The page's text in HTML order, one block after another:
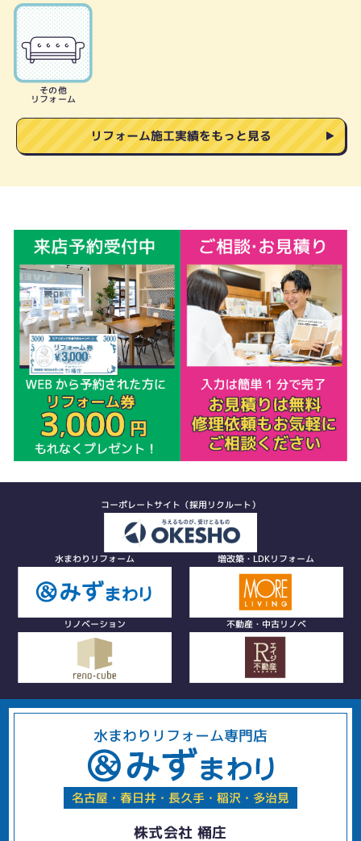
その他
リフォーム
リフォーム施工実績をもっと見る
コーポレートサイト（採用リクルート）
水まわりリフォーム 増改築・LDKリフォーム
リノベーション 不動産・中古リノベ
水まわりリフォーム専門店
名古屋・春日井・長久手・稲沢・多治見
株式会社 桶庄